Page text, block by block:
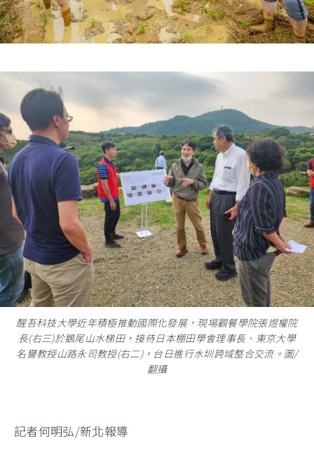
醒吾科技大學近年積極推動國際化發展，現場觀餐學院張煜權院
長(右三)於鵝尾山水梯田，接待日本棚田學會理事長、東京大學
名譽教授山路永司教授(右二)，台日進行水圳跨域整合交流。圖/
翻攝
記者何明弘/新北報導